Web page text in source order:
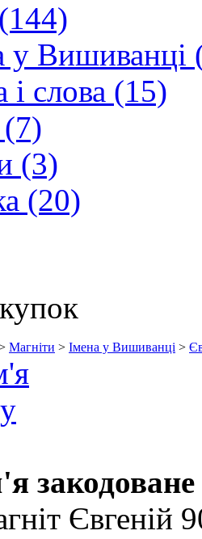
у Вишиванці
і слова (15)
(3)
(20)
Магніти > Імена у Вишиванці >
Євгеній